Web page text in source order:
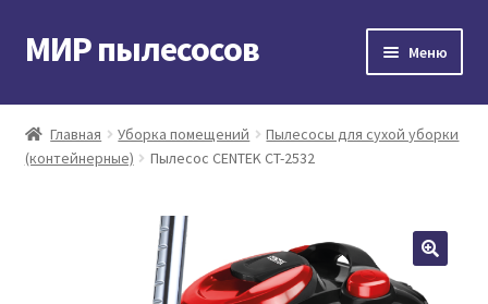
Перейти
к
Перейти
к
МИР пылесосов Меню
Главная
Мой аккаунт
Доставка и оплата
Главная Уборка помещений
Пылесосы для сухой уборки
(контейнерные)
Пылесос CENTEK CT-2532